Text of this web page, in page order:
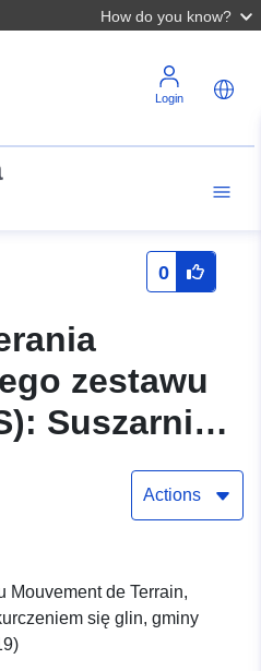
How do you know?
Login
0
zestawu
Suszarnia
Pierre
Actions
Mouvement de Terrain,
się glin, gminy